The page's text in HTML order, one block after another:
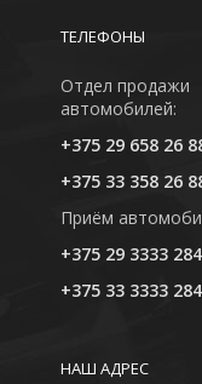
ТЕЛЕФОНЫ
Отдел продажи
автомобилей:
+375 29 658 26
+375 33 358 26
Приём
+375 29 3333 284
+375 33 3333 284
НАШ АДРЕС